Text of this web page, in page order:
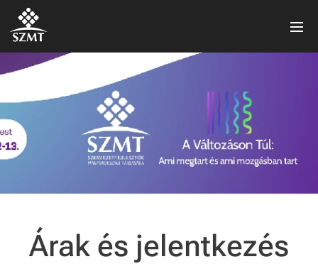
Árak és jelentkezés